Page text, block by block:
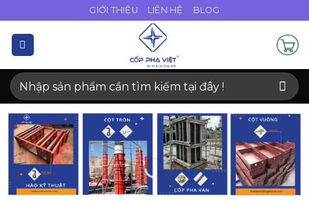
dung
GIỚI THIỆU LIÊN HỆ BLOG
Tìm
kiếm: